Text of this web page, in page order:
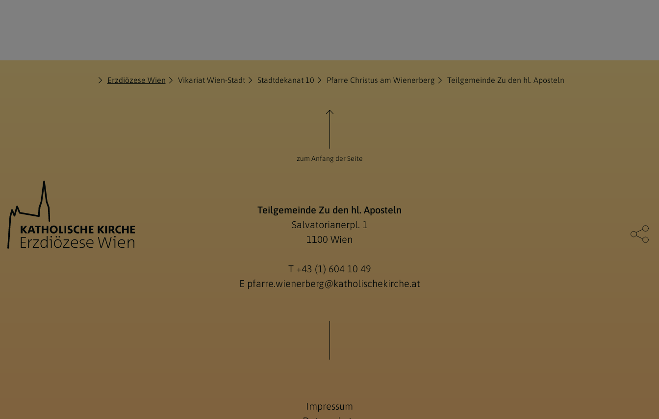
Erzdiözese Wien Vikariat Wien-Stadt Stadtdekanat 10 Pfarre Christus am Wienerberg Teilgemeinde Zu den hl. Aposteln
zum Anfang der Seite
Teilgemeinde Zu den hl. Aposteln
Salvatorianerpl. 1
1100 Wien
T +43 (1) 604 10 49
E pfarre.wienerberg@katholischekirche.at
Impressum